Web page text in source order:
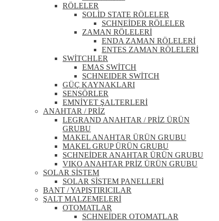
RÖLELER
SOLİD STATE RÖLELER
SCHNEİDER RÖLELER
ZAMAN RÖLELERİ
ENDA ZAMAN RÖLELERİ
ENTES ZAMAN RÖLELERİ
SWİTCHLER
EMAS SWİTCH
SCHNEIDER SWİTCH
GÜÇ KAYNAKLARI
SENSÖRLER
EMNİYET ŞALTERLERİ
ANAHTAR / PRİZ
LEGRAND ANAHTAR / PRİZ ÜRÜN
GRUBU
MAKEL ANAHTAR ÜRÜN GRUBU
MAKEL GRUP ÜRÜN GRUBU
SCHNEİDER ANAHTAR ÜRÜN GRUBU
VIKO ANAHTAR PRİZ ÜRÜN GRUBU
SOLAR SİSTEM
SOLAR SİSTEM PANELLERİ
BANT / YAPIŞTIRICILAR
ŞALT MALZEMELERİ
OTOMATLAR
SCHNEİDER OTOMATLAR